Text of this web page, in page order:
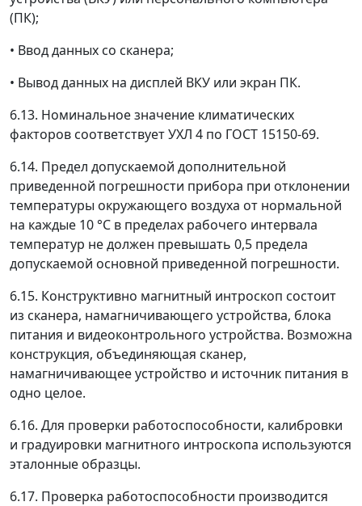
(ПК);
• Ввод данных со сканера;
• Вывод данных на дисплей ВКУ или экран ПК.
6.13. Номинальное значение климатических
факторов соответствует УХЛ 4 по ГОСТ 15150-69.
6.14. Предел допускаемой дополнительной
приведенной погрешности прибора при отклонении
температуры окружающего воздуха от нормальной
на каждые 10 °С в пределах рабочего интервала
температур не должен превышать 0,5 предела
допускаемой основной приведенной погрешности.
6.15. Конструктивно магнитный интроскоп состоит
из сканера, намагничивающего устройства, блока
питания и видеоконтрольного устройства. Возможна
конструкция, объединяющая сканер,
намагничивающее устройство и источник питания в
одно целое.
6.16. Для проверки работоспособности, калибровки
и градуировки магнитного интроскопа используются
эталонные образцы.
6.17. Проверка работоспособности производится